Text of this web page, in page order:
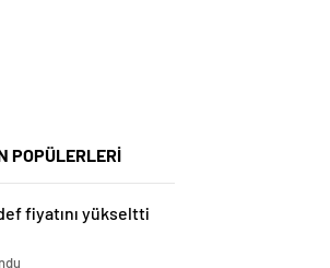
POPÜLERLERİ
fiyatını yükseltti